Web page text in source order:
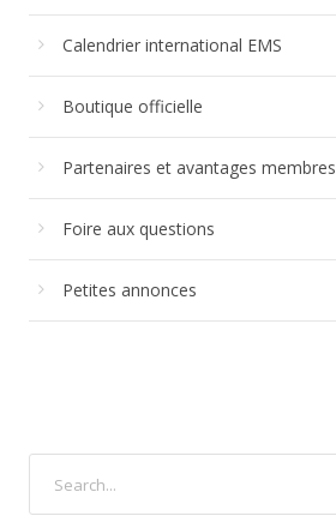
Calendrier international EMS
Boutique officielle
Partenaires et avantages membres
Foire aux questions
Petites annonces